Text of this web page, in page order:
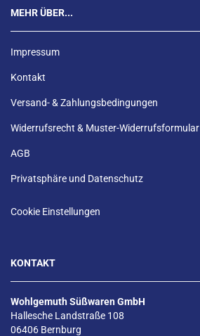
MEHR ÜBER...
Impressum
Kontakt
Versand- & Zahlungsbedingungen
Widerrufsrecht & Muster-Widerrufsformular
AGB
Privatsphäre und Datenschutz
Cookie Einstellungen
KONTAKT
Wohlgemuth Süßwaren GmbH
Hallesche Landstraße 108
06406 Bernburg